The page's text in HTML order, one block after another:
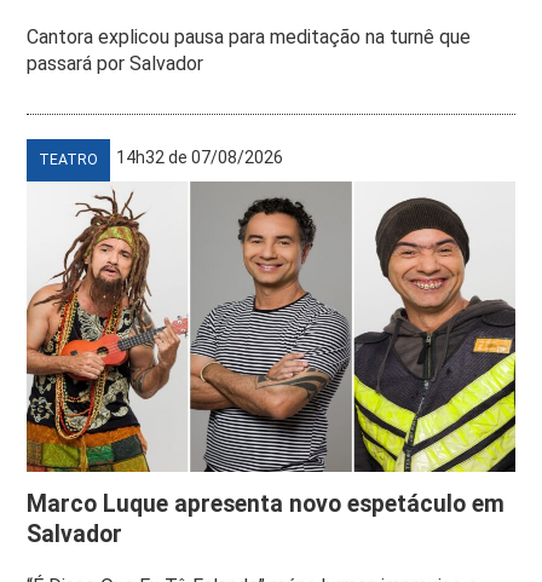
Cantora explicou pausa para meditação na turnê que
passará por Salvador
TEATRO 14h32 de 07/08/2026
Marco Luque apresenta novo espetáculo em
Salvador